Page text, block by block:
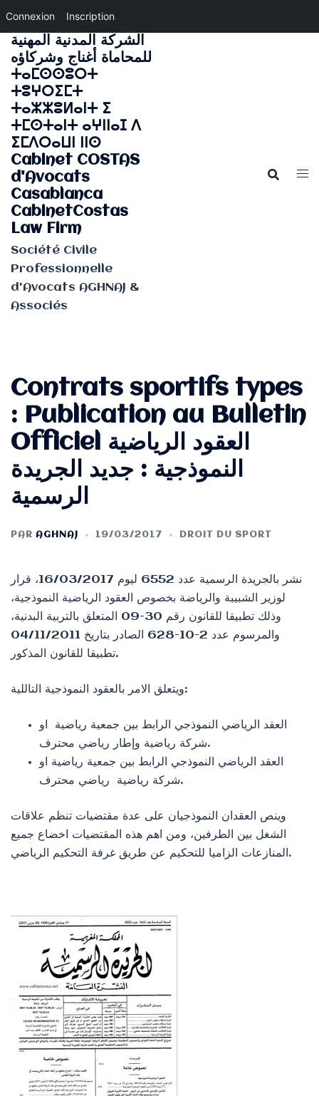
Connexion Inscription
Aller
au
contenu
الشركة المدنية المهنية
للمحاماة أغناج وشركاؤه
ⵜⴰⵎⵙⵙⵓⵔⵜ
ⵜⵓⵖⵔⵉⵎⵜ
ⵜⴰⵣⵣⵓⵍⴰⵏⵜ ⵉ
ⵜⵎⵙⵜⴰⵏⵜ ⴰⵖⵏⵏⴰⵊ ⴷ
ⵉⵎⴷⵔⴰⵡⵏ ⵏⵏⵙ
Cabinet COSTAS
d'Avocats
Casablanca
CabinetCostas
Law Firm
Société Civile
Professionnelle
d'Avocats AGHNAJ &
Associés
Contrats sportifs types
: Publication au Bulletin
Officiel العقود الرياضية
النموذجية : جديد الجريدة
الرسمية
PAR AGHNAJ 19/03/2017 DROIT DU SPORT
نشر بالجريدة الرسمية عدد 6552 ليوم 16/03/2017، قرار
لوزير الشبيبة والرياضة بخصوص العقود الرياضية النموذجية،
وذلك تطبيقا للقانون رقم 30-09 المتعلق بالتربية البدنية،
والمرسوم عدد 2-10-628 الصادر بتاريخ 04/11/2011
تطبيقا للقانون المذكور.
ويتعلق الامر بالعقود النموذجية التاللية:
العقد الرياضي النموذجي الرابط بين جمعية رياضية او
شركة رياضية وإطار رياضي محترف.
العقد الرياضي النموذجي الرابط بين جمعية رياضية او
شركة رياضية رياضي محترف.
وينص العقدان النموذجيان على عدة مقتضيات تنظم علاقات
الشغل بين الطرفين، ومن اهم هذه المقتضيات اخضاع جميع
المنازعات الزاميا للتحكيم عن طريق غرفة التحكيم الرياضي.